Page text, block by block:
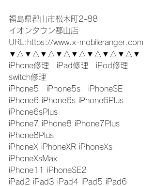
福島県郡山市松木町2-88
イオンタウン郡山店
URL:https://www.x-mobileranger.com
▼△▼△▼△▼△▼△▼△▼△▼△▼
iPhone修理　iPad修理　iPod修理
switch修理
iPhone5　iPhone5s　iPhoneSE
iPhone6 iPhone6s iPhone6Plus
iPhone6sPlus
iPhone7 iPhone8 iPhone7Plus
iPhone8Plus
iPhoneX iPhoneXR iPhoneXs
iPhoneXsMax
iPhone11 iPhoneSE2
iPad2 iPad3 iPad4 iPad5 iPad6